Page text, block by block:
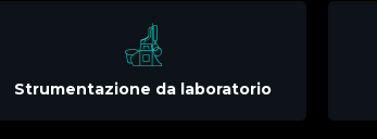
Menu
Strumentazione da laboratorio